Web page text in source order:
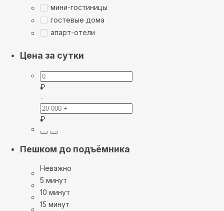
мини-гостиницы
гостевые дома
апарт-отели
Цена за сутки
₽
-
₽
Пешком до подъёмника
Неважно
5 минут
10 минут
15 минут